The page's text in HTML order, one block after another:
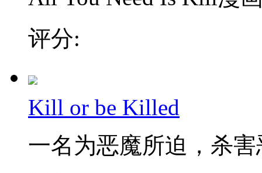
评分:
Kill or be Killed
一名为恶魔所迫，杀